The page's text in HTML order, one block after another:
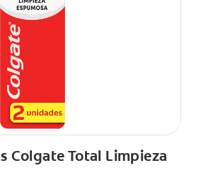
Colgate Total Limpieza